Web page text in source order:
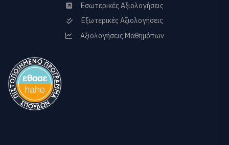
Εσωτερικές Αξιολογήσεις
Εξωτερικές Αξιολογήσεις
Αξιολογήσεις Μαθημάτων